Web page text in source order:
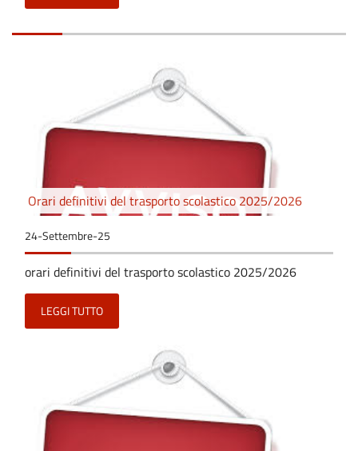
Orari definitivi del trasporto scolastico 2025/2026
24-Settembre-25
orari definitivi del trasporto scolastico 2025/2026
LEGGI TUTTO